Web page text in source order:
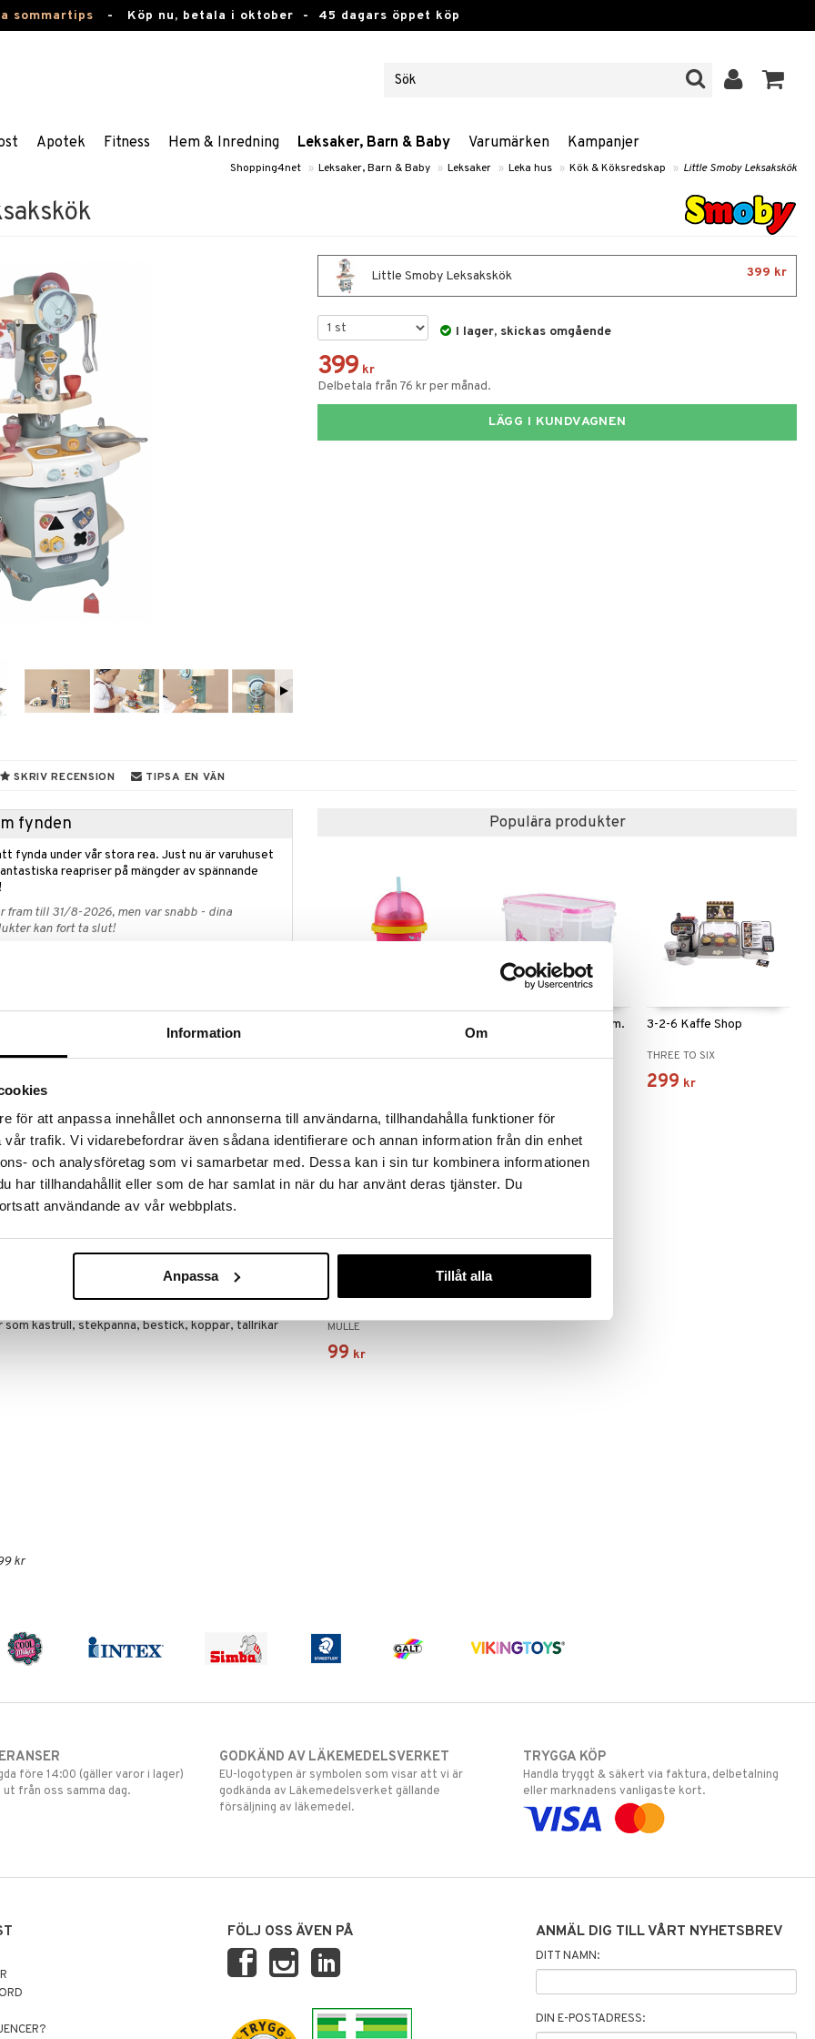
Information Om
för att anpassa innehållet och annonserna till användarna, tillhandahålla funktioner för
trafik. Vi vidarebefordrar även sådana identifierare och annan information från din enhet
och analysföretag som vi samarbetar med. Dessa kan i sin tur kombinera informationen
har tillhandahållit eller som de har samlat in när du har använt deras tjänster. Du
användande av vår webbplats.
Anpassa Tillåt alla
sommartips - Köp nu, betala i oktober - 45 dagars öppet köp
Apotek Fitness Hem & Inredning Leksaker, Barn & Baby Varumärken Kampanjer
Shopping4net » Leksaker, Barn & Baby » Leksaker » Leka hus » Kök & Köksredskap » Little Smoby Leksakskök
Little Smoby Leksakskök 399 kr
I lager, skickas omgående
399 kr
Delbetala från 76 kr per månad.
LÄGG I KUNDVAGNEN
SKRIV RECENSION TIPSA EN VÄN
fynden
fynda under vår stora rea. Just nu är varuhuset
reapriser på mängder av spännande
fram till 31/8-2026, men var snabb - dina
kan fort ta slut!
I vår Outlet hittar du massor av produkter till
medan dina favoritprodukter fortfarande finns
räcker!
med mjuka färger och lekfull design - perfekt för
färger passar det kompakta barnköket perfekt
finns en formsorterare med fyra olika former
den och ger även ifrån sig ett "klick"-ljud.
Little Smoby-köket: det finns en spis med fläkt, en
kaffekapslar och förvaringsytor. Kökets
kan bli större.
kastrull, stekpanna, bestick, koppar, tallrikar
kr
Populära produkter
CHILLFACTOR
Mumin Förvaringsburk m.
Lock 0,8 L
MUMIN
3-2-6 Kaffe Shop
THREE TO SIX
299 kr
Hästen Mulle Solros
MULLE
99 kr
före 14:00 (gäller varor i lager)
från oss samma dag.
GODKÄND AV LÄKEMEDELSVERKET
EU-logotypen är symbolen som visar att vi är
godkända av Läkemedelsverket gällande
försäljning av läkemedel.
TRYGGA KÖP
Handla tryggt & säkert via faktura, delbetalning
eller marknadens vanligaste kort.
FÖLJ OSS ÄVEN PÅ ANMÄL DIG TILL VÅRT NYHETSBREV
DITT NAMN:
DIN E-POSTADRESS: